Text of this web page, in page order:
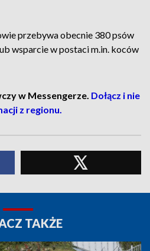
przebywa obecnie 380 psów
wsparcie w postaci m.in. koców
w Messengerze. Dołącz i nie
z regionu.
TAKŻE